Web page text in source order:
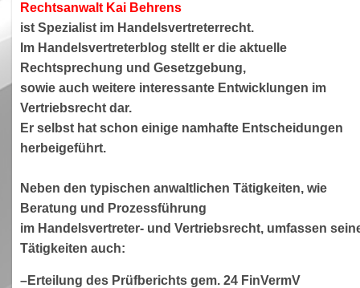
Rechtsanwalt Kai Behrens
ist Spezialist im Handelsvertreterrecht.
Im Handelsvertreterblog stellt er die aktuelle
Rechtsprechung und Gesetzgebung,
sowie auch weitere interessante Entwicklungen im
Vertriebsrecht dar.
Er selbst hat schon einige namhafte Entscheidungen
herbeigeführt.
Neben den typischen anwaltlichen Tätigkeiten, wie
Beratung und Prozessführung
im Handelsvertreter- und Vertriebsrecht, umfassen
Tätigkeiten auch:
–Erteilung des Prüfberichts gem. 24 FinVermV